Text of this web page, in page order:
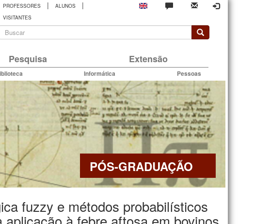
PROFESSORES | ALUNOS |
VISITANTES
Pesquisa Extensão
Informática Pessoas
PÓS-GRADUAÇÃO
fuzzy e métodos probabilísticos